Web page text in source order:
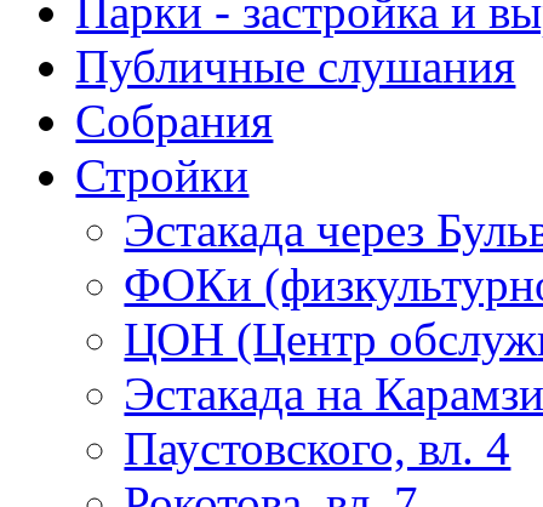
Парки - застройка и
Публичные слушания
Собрания
Стройки
Эстакада через
ФОКи
ЦОН (Центр
Эстакада на
Паустовского, вл. 4